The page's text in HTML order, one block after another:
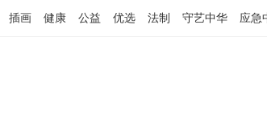
插画 健康 公益 优选 法制 守艺中华 应急